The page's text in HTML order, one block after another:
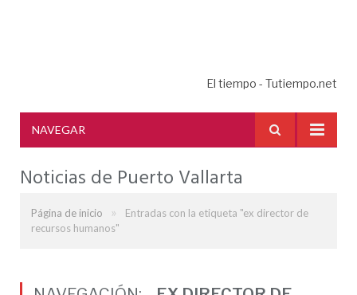
El tiempo - Tutiempo.net
NAVEGAR
Noticias de Puerto Vallarta
Página de inicio »
Entradas con la etiqueta "ex director de
recursos humanos"